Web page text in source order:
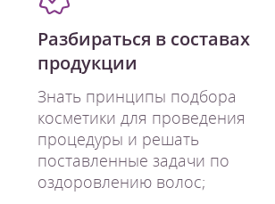
Разбираться в составах
продукции
Знать принципы подбора
косметики для проведения
процедуры и решать
поставленные задачи по
оздоровлению волос;